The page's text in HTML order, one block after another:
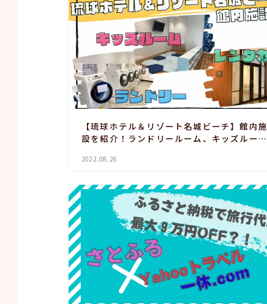
【琉球ホテル＆リゾート名城ビーチ】館内施
設を紹介！ランドリールーム、キッズルー
2022.08.26